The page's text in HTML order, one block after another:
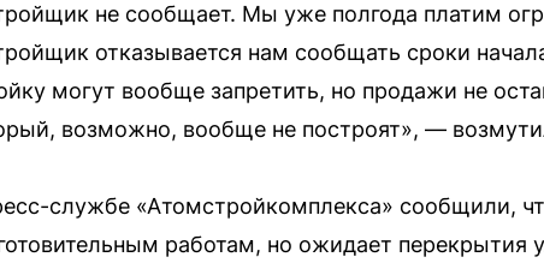
не сообщает. Мы уже полгода платим
отказывается нам сообщать сроки
могут вообще запретить, но продажи не
возможно, вообще не построят», —
службе «Атомстройкомплекса» сообщили,
работам, но ожидает